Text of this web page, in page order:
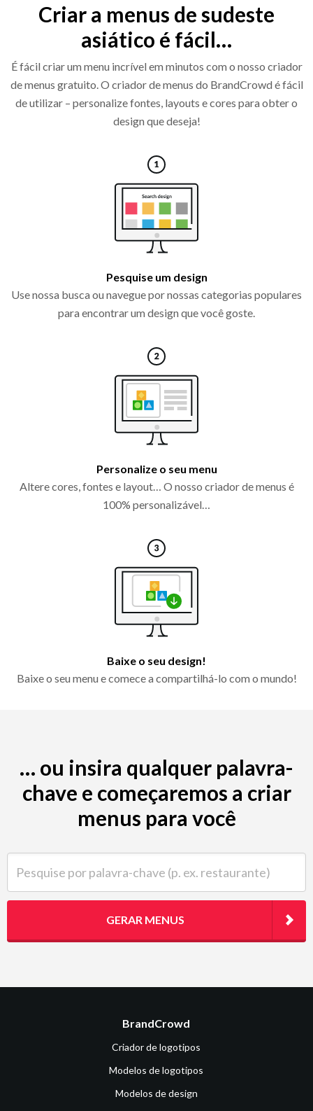
Criar a menus de sudeste
asiático é fácil…
É fácil criar um menu incrível em minutos com o nosso criador
de menus gratuito. O criador de menus do BrandCrowd é fácil
de utilizar – personalize fontes, layouts e cores para obter o
design que deseja!
Pesquise um design
Use nossa busca ou navegue por nossas categorias populares
para encontrar um design que você goste.
Personalize o seu menu
Altere cores, fontes e layout… O nosso criador de menus é
100% personalizável…
Baixe o seu design!
Baixe o seu menu e comece a compartilhá-lo com o mundo!
… ou insira qualquer palavra-
chave e começaremos a criar
menus para você
GERAR MENUS
BrandCrowd
Criador de logotipos
Modelos de logotipos
Modelos de design